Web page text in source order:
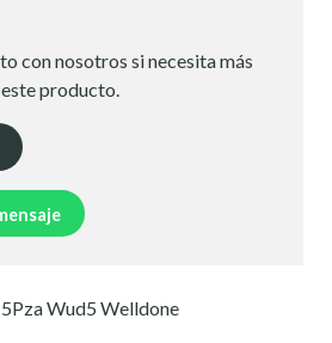
con nosotros si necesita más
producto.
Wud5 Welldone